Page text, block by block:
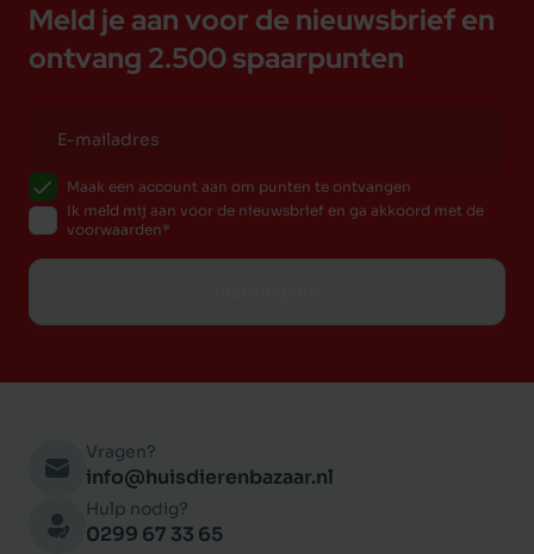
Meld je aan voor de nieuwsbrief en
ontvang 2.500 spaarpunten
Maak een account aan om punten te ontvangen
Ik meld mij aan voor de nieuwsbrief en ga akkoord met de
voorwaarden
Vragen?
info@huisdierenbazaar.nl
Hulp nodig?
0299 67 33 65